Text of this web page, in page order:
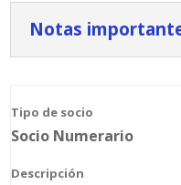
Notas
Socio Numerario